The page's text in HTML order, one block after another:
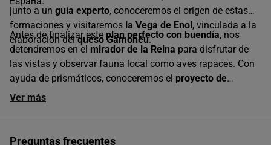
junto a un guía experto, conoceremos el origen de estas
formaciones y visitaremos la Vega de Enol, vinculada a la
elaboración delqueso Gamonéu.
Antes de finalizar este plan perfecto con buendía, nos
detendremos en el mirador de la Reina para disfrutar de
las vistas y observar fauna local como aves rapaces. Con
ayuda de prismáticos, conoceremos el proyecto de
reintroducción del quebrantahuesos
Ver más
Preguntas frecuentes